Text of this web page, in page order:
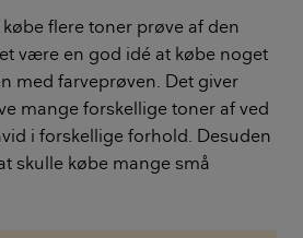
flere toner prøve af den
være en god idé at købe noget
med farveprøven. Det giver
mange forskellige toner af ved
i forskellige forhold. Desuden
skulle købe mange små